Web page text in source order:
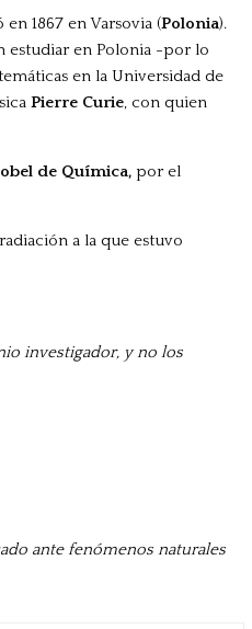
1867 en Varsovia (Polonia).
estudiar en Polonia -por lo
en la Universidad de
Pierre Curie, con quien
de Química, por el
a la que estuvo
investigador, y no los
ante fenómenos naturales